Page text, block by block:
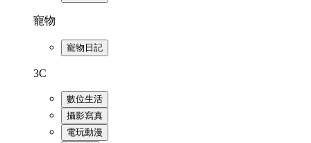
寵物
寵物日記
3C
數位生活
攝影寫真
電玩動漫